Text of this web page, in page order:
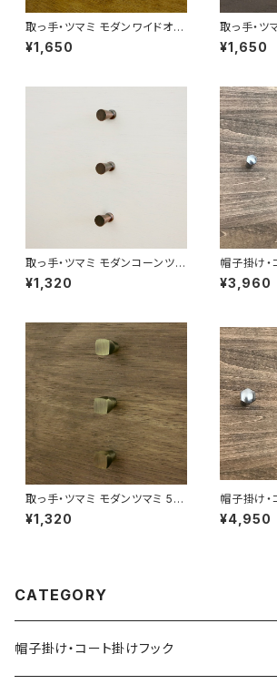
取っ手・ツマミ モダンワイドオー
バルツマミ 506so ３本セッ
ト 日本製
¥1,650
取っ手・ツ
エアツマ
日本製
¥1,650
取っ手・ツマミ モダンコーンツマ
ミ 508so M３本セット 日本製
¥1,320
帽子掛け・コ
フック ろく
サイズ(３
¥3,960
取っ手・ツマミ モダンツマミ 501
sy ３本セット 日本製
¥1,320
帽子掛け・コ
フック ろく
サイズ(３
¥4,950
CATEGORY
帽子掛け・コート掛けフック